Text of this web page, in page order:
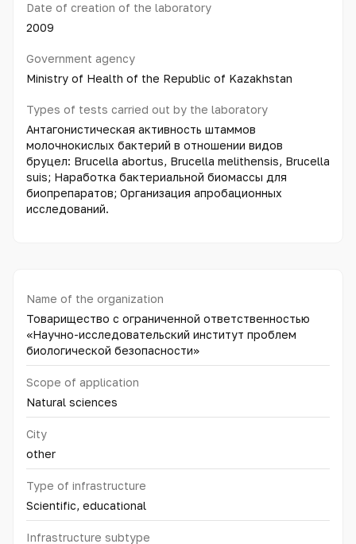
Date of creation of the laboratory
2009
Government agency
Ministry of Health of the Republic of Kazakhstan
Types of tests carried out by the laboratory
Антагонистическая активность штаммов
молочнокислых бактерий в отношении видов
бруцел: Brucella abortus, Brucella melithensis, Brucella
suis; Наработка бактериальной биомассы для
биопрепаратов; Организация апробационных
исследований.
Name of the organization
Товарищество с ограниченной ответственностью
«Научно-исследовательский институт проблем
биологической безопасности»
Scope of application
Natural sciences
City
other
Type of infrastructure
Scientific, educational
Infrastructure subtype